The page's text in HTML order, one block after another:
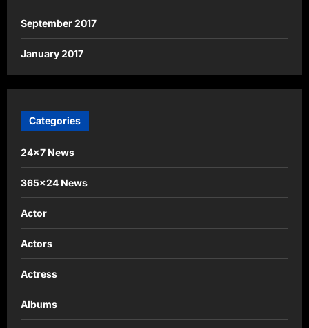
September 2017
January 2017
Categories
24×7 News
365×24 News
Actor
Actors
Actress
Albums